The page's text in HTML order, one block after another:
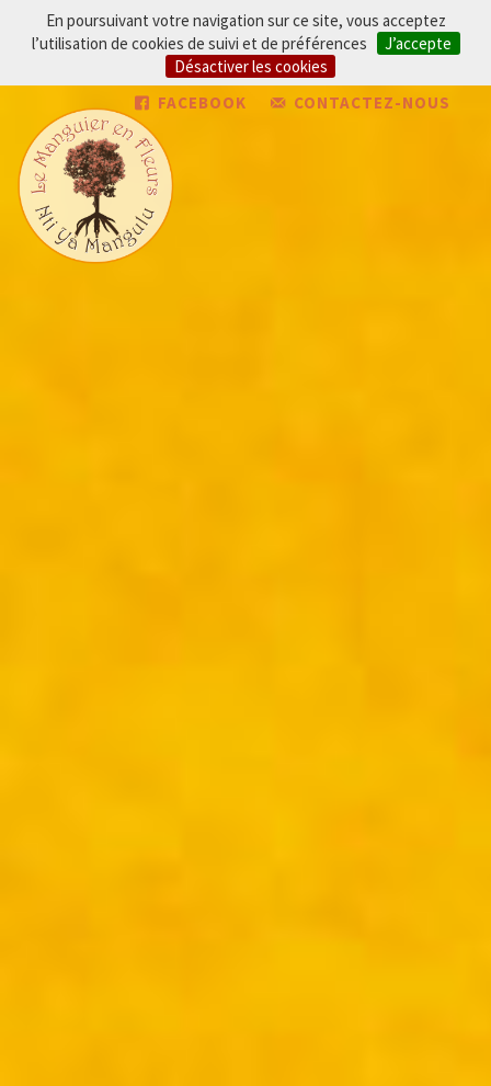
En poursuivant votre navigation sur ce site, vous acceptez
l’utilisation de cookies de suivi et de préférences
J’accepte
Désactiver les cookies
FACEBOOK
CONTACTEZ-NOUS